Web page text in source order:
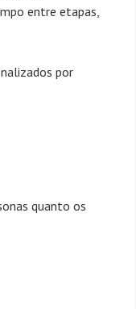
entre etapas,
por
quanto os